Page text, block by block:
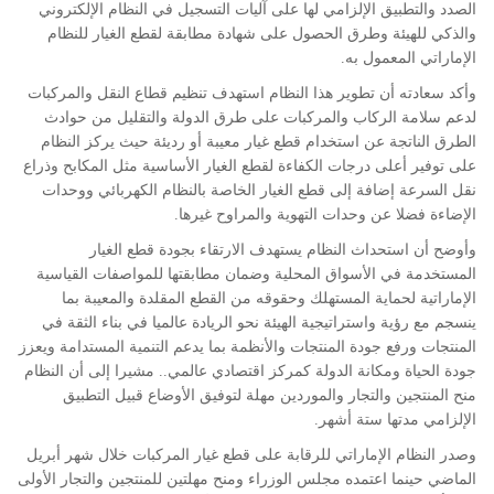
الصدد والتطبيق الإلزامي لها على آليات التسجيل في النظام الإلكتروني
والذكي للهيئة وطرق الحصول على شهادة مطابقة لقطع الغيار للنظام
الإماراتي المعمول به.
وأكد سعادته أن تطوير هذا النظام استهدف تنظيم قطاع النقل والمركبات
لدعم سلامة الركاب والمركبات على طرق الدولة والتقليل من حوادث
الطرق الناتجة عن استخدام قطع غيار معيبة أو رديئة حيث يركز النظام
على توفير أعلى درجات الكفاءة لقطع الغيار الأساسية مثل المكابح وذراع
نقل السرعة إضافة إلى قطع الغيار الخاصة بالنظام الكهربائي ووحدات
الإضاءة فضلا عن وحدات التهوية والمراوح غيرها.
وأوضح أن استحداث النظام يستهدف الارتقاء بجودة قطع الغيار
المستخدمة في الأسواق المحلية وضمان مطابقتها للمواصفات القياسية
الإماراتية لحماية المستهلك وحقوقه من القطع المقلدة والمعيبة بما
ينسجم مع رؤية واستراتيجية الهيئة نحو الريادة عالميا في بناء الثقة في
المنتجات ورفع جودة المنتجات والأنظمة بما يدعم التنمية المستدامة ويعزز
جودة الحياة ومكانة الدولة كمركز اقتصادي عالمي.. مشيرا إلى أن النظام
منح المنتجين والتجار والموردين مهلة لتوفيق الأوضاع قبيل التطبيق
الإلزامي مدتها ستة أشهر.
وصدر النظام الإماراتي للرقابة على قطع غيار المركبات خلال شهر أبريل
الماضي حينما اعتمده مجلس الوزراء ومنح مهلتين للمنتجين والتجار الأولى